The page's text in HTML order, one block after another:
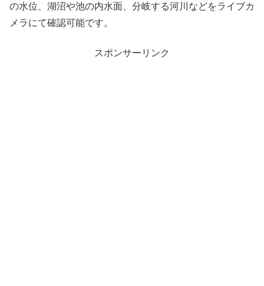
の水位、湖沼や池の内水面、分岐する河川などをライブカ
メラにて確認可能です。
スポンサーリンク